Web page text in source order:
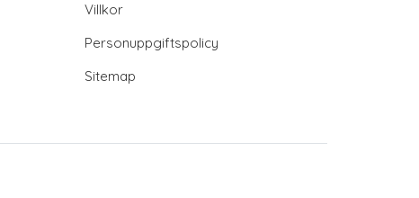
Villkor
Personuppgiftspolicy
Sitemap